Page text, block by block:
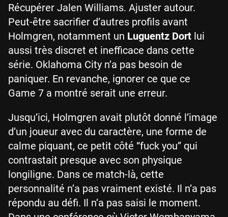
Récupérer Jalen Williams. Ajuster autour.
Peut-être sacrifier d’autres profils avant
Holmgren, notamment un Luguentz Dort lui
aussi très discret et inefficace dans cette
série. Oklahoma City n’a pas besoin de
paniquer. En revanche, ignorer ce que ce
Game 7 a montré serait une erreur.
Jusqu’ici, Holmgren avait plutôt donné l’image
d’un joueur avec du caractère, une forme de
calme piquant, ce petit côté “fuck you” qui
contrastait presque avec son physique
longiligne. Dans ce match-là, cette
personnalité n’a pas vraiment existé. Il n’a pas
répondu au défi. Il n’a pas saisi le moment.